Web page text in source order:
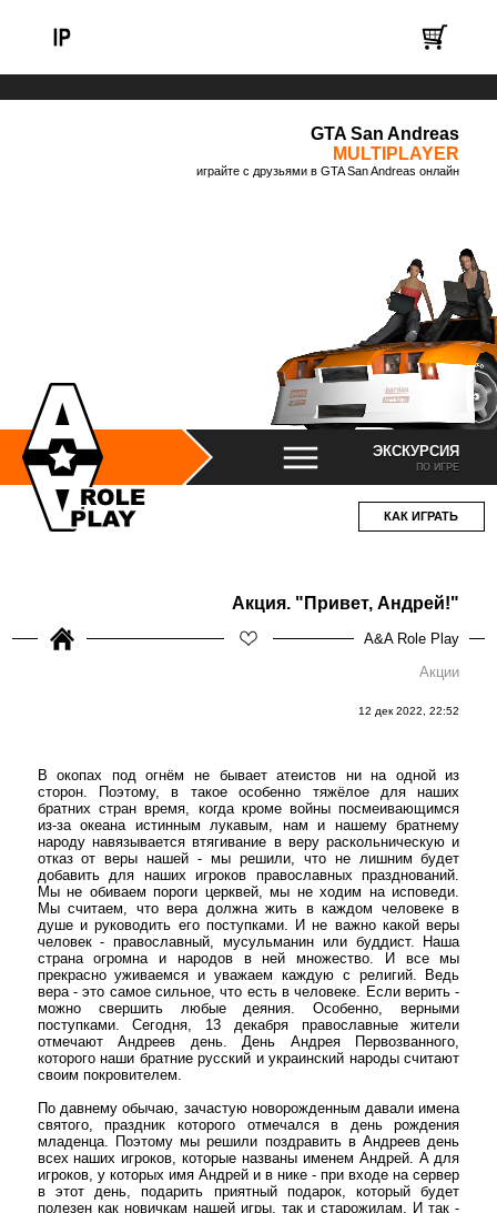
GTA San Andreas
MULTIPLAYER
играйте с друзьями в GTA San Andreas онлайн
ЭКСКУРСИЯ
ПО ИГРЕ
КАК ИГРАТЬ
Акция. "Привет, Андрей!"
A&A Role Play
Акции
12 дек 2022, 22:52
В окопах под огнём не бывает атеистов ни на одной из
сторон. Поэтому, в такое особенно тяжёлое для наших
братних стран время, когда кроме войны посмеивающимся
из-за океана истинным лукавым, нам и нашему братнему
народу навязывается втягивание в веру раскольническую и
отказ от веры нашей - мы решили, что не лишним будет
добавить для наших игроков православных празднований.
Мы не обиваем пороги церквей, мы не ходим на исповеди.
Мы считаем, что вера должна жить в каждом человеке в
душе и руководить его поступками. И не важно какой веры
человек - православный, мусульманин или буддист. Наша
страна огромна и народов в ней множество. И все мы
прекрасно уживаемся и уважаем каждую с религий. Ведь
вера - это самое сильное, что есть в человеке. Если верить -
можно свершить любые деяния. Особенно, верными
поступками. Сегодня, 13 декабря православные жители
отмечают Андреев день. День Андрея Первозванного,
которого наши братние русский и украинский народы считают
своим покровителем.
По давнему обычаю, зачастую новорожденным давали имена
святого, праздник которого отмечался в день рождения
младенца. Поэтому мы решили поздравить в Андреев день
всех наших игроков, которые названы именем Андрей. А для
игроков, у которых имя Андрей и в нике - при входе на сервер
в этот день, подарить приятный подарок, который будет
полезен как новичкам нашей игры, так и старожилам. И так -